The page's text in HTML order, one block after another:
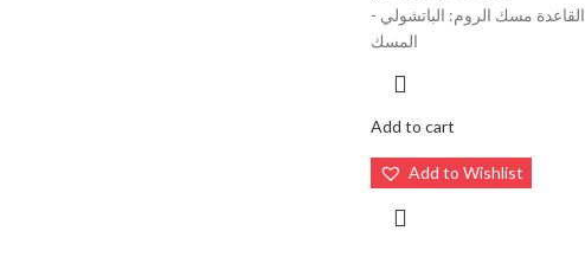
القاعدة مسك الروم: الباتشولي -
المسك
Add to cart
Add to Wishlist